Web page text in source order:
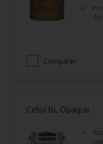
Comparer
Cetol BL Opaque